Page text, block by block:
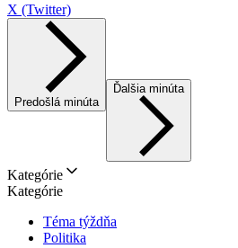
X (Twitter)
Predošlá minúta
Ďalšia minúta
Kategórie
Kategórie
Téma týždňa
Politika